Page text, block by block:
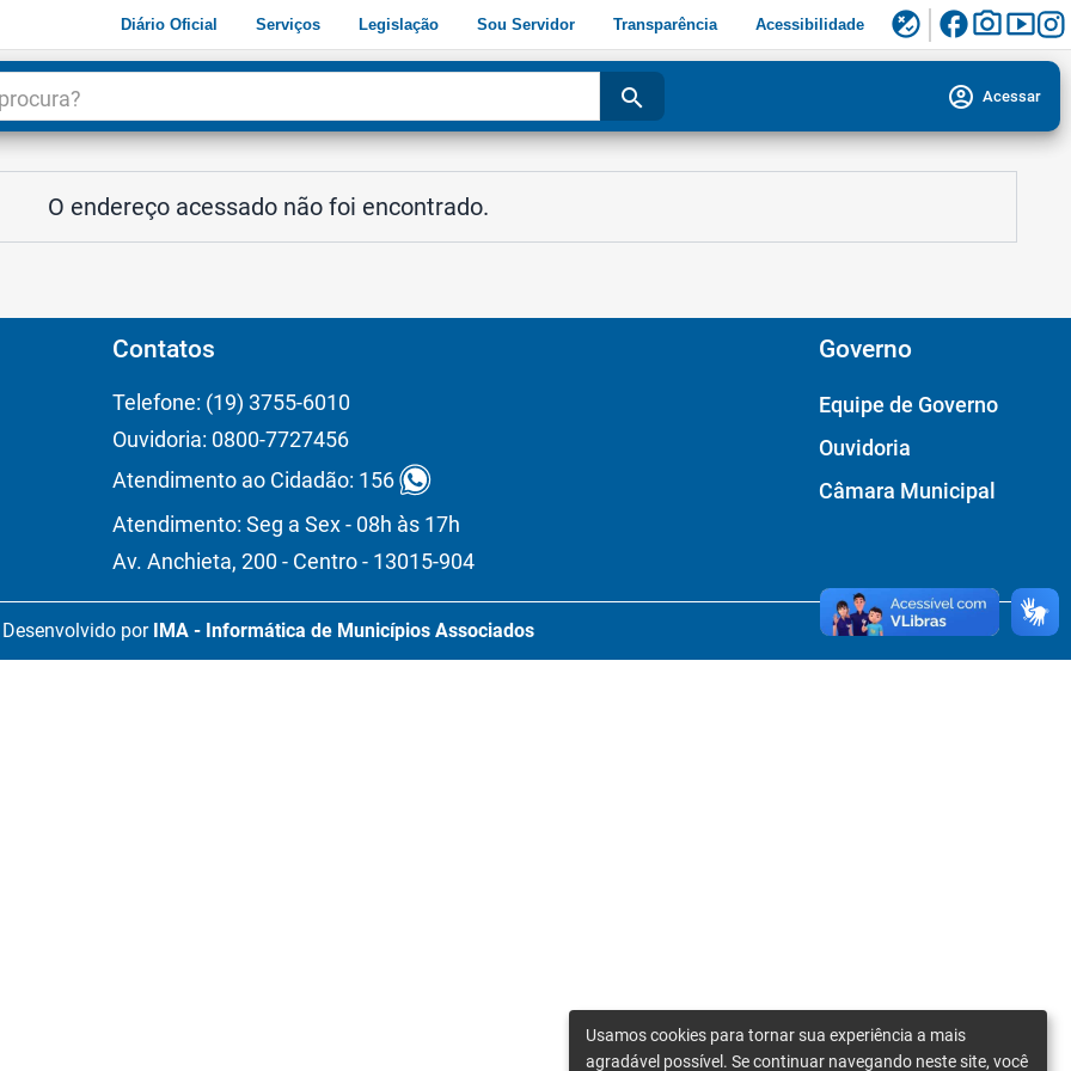
Diário Oficial Serviços Legislação Sou Servidor Transparência Acessibilidade flaky facebookphoto_camerasmart_display
search account_circle Acessar
O endereço acessado não foi encontrado.
Contatos
Telefone: (19) 3755-6010
Ouvidoria: 0800-7727456
Atendimento ao Cidadão: 156
Atendimento: Seg a Sex - 08h às 17h
Av. Anchieta, 200 - Centro - 13015-904
Governo
Equipe de Governo
Ouvidoria
Câmara Municipal
Desenvolvido por IMA - Informática de Municípios Associados
Usamos cookies para tornar sua experiência a mais
agradável possível. Se continuar navegando neste site, você